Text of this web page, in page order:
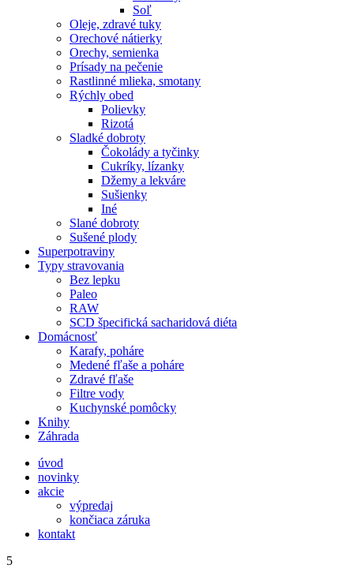
Soľ
Oleje, zdravé tuky
Orechové nátierky
Orechy, semienka
Prísady na pečenie
Rastlinné mlieka, smotany
Rýchly obed
Polievky
Rizotá
Sladké dobroty
Čokolády a tyčinky
Cukríky, lízanky
Džemy a lekváre
Sušienky
Iné
Slané dobroty
Sušené plody
Superpotraviny
Typy stravovania
Bez lepku
Paleo
RAW
SCD špecifická sacharidová diéta
Domácnosť
Karafy, poháre
Medené fľaše a poháre
Zdravé fľaše
Filtre vody
Kuchynské pomôcky
Knihy
Záhrada
úvod
novinky
akcie
výpredaj
končiaca záruka
kontakt
5